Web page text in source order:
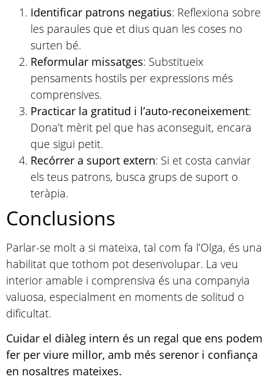
Identificar patrons negatius: Reflexiona sobre
les paraules que et dius quan les coses no
surten bé.
Reformular missatges: Substitueix
pensaments hostils per expressions més
comprensives.
Practicar la gratitud i l’auto-reconeixement:
Dona’t mèrit pel que has aconseguit, encara
que sigui petit.
Recórrer a suport extern: Si et costa canviar
els teus patrons, busca grups de suport o
teràpia.
Conclusions
Parlar-se molt a si mateixa, tal com fa l’Olga, és una
habilitat que tothom pot desenvolupar. La veu
interior amable i comprensiva és una companyia
valuosa, especialment en moments de solitud o
dificultat.
Cuidar el diàleg intern és un regal que ens podem
fer per viure millor, amb més serenor i confiança
en nosaltres mateixes.